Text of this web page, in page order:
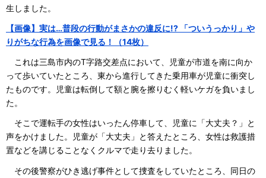
生しました。
【画像】実は…普段の行動がまさかの違反に!? 「ついうっかり」や
りがちな行為を画像で見る！（14枚）
これは三島市内のT字路交差点において、児童が市道を南に向か
って歩いていたところ、東から進行してきた乗用車が児童に衝突し
たものです。児童は転倒して額と腕を擦りむく軽いケガを負いまし
た。
そこで運転手の女性はいったん停車して、児童に「大丈夫？」と
声をかけました。児童が「大丈夫」と答えたところ、女性は救護措
置などを講じることなくクルマで走り去りました。
その後警察がひき逃げ事件として捜査をしていたところ、同日の